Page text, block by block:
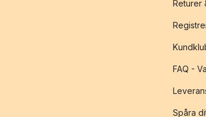
Returer
FAQ -
Spåra